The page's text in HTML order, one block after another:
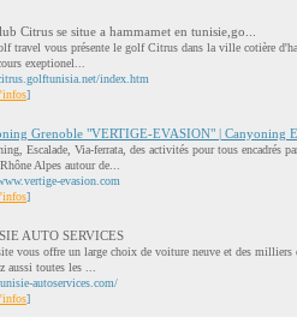
Citrus se situe a hammamet en tunisie,go...
travel vous présente le golf Citrus dans la ville cotière
exeptionel...
index.htm
]
Grenoble "VERTIGE-EVASION" | Canyoning
Escalade, Via-ferrata, des activités pour tous encadrés
Alpes autour de...
evasion.com
]
AUTO SERVICES
vous offre un large choix de voiture neuve et des milliers
aussi toutes les ...
autoservices.com/
]